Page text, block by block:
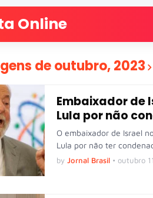
Online
de outubro, 2023
Embaixador de
Lula por não
O embaixador de Israel
Lula por não ter
by Jornal Brasil • outubro